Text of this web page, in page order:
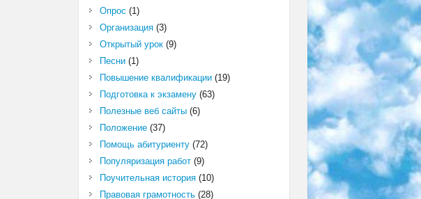
Опрос (1)
Организация(3)
Открытый урок(9)
Песни(1)
Повышение квалификации(19)
Подготовка к экзамену(63)
Полезные веб сайты(6)
Положение(37)
Помощь абитуриенту(72)
Популяризация работ(9)
Поучительная история(10)
Правовая грамотность(28)